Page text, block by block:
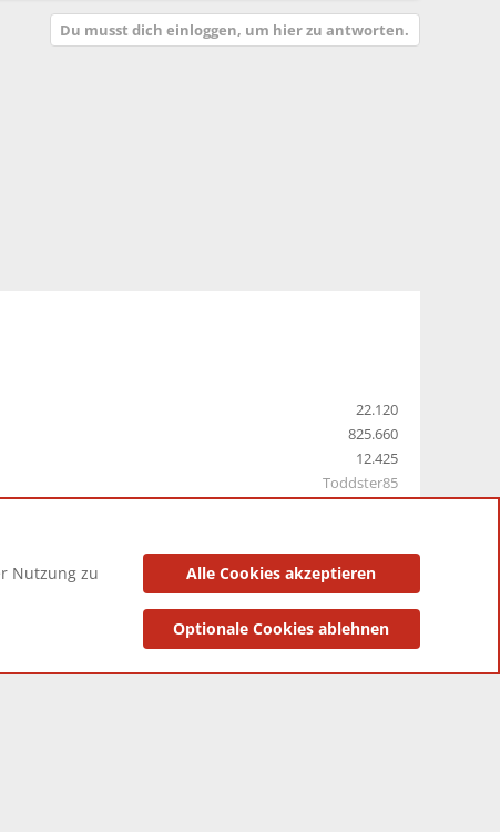
Du musst dich einloggen, um hier zu antworten.
22.120
825.660
12.425
Toddster85
Datenschutzerklärung Impressum
Nutzung zu
Alle Cookies akzeptieren
Optionale Cookies ablehnen